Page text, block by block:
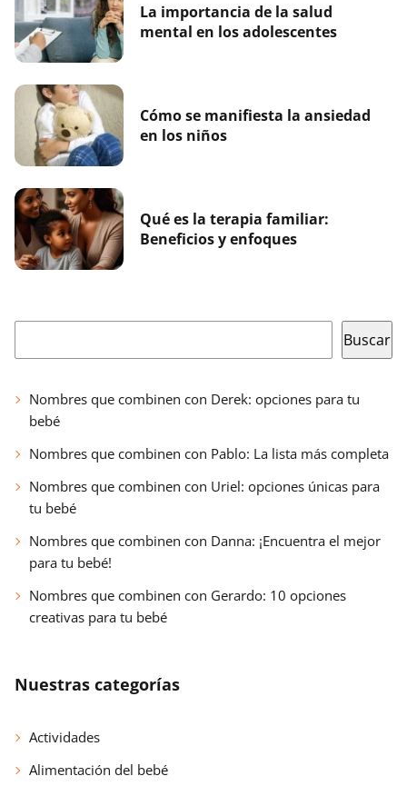
La importancia de la salud
mental en los adolescentes
Cómo se manifiesta la ansiedad
en los niños
Qué es la terapia familiar:
Beneficios y enfoques
Buscar
Nombres que combinen con Derek: opciones para tu
bebé
Nombres que combinen con Pablo: La lista más completa
Nombres que combinen con Uriel: opciones únicas para
tu bebé
Nombres que combinen con Danna: ¡Encuentra el mejor
para tu bebé!
Nombres que combinen con Gerardo: 10 opciones
creativas para tu bebé
Nuestras categorías
Actividades
Alimentación del bebé